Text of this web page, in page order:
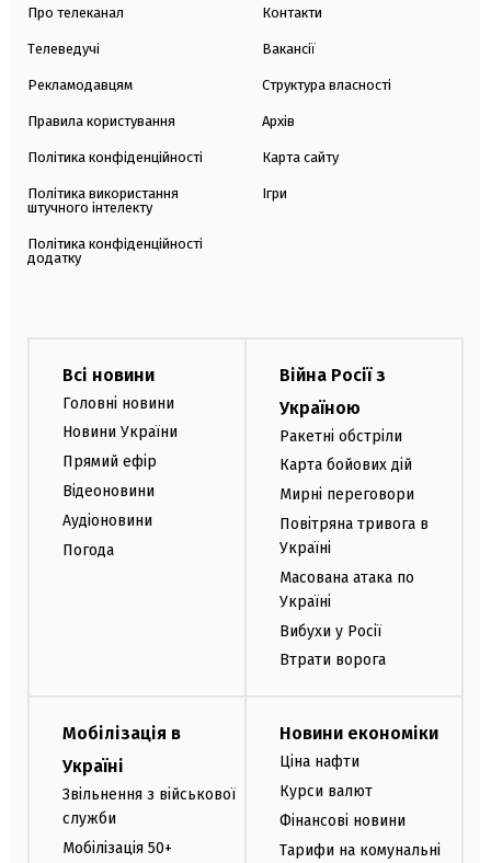
Про телеканал
Телеведучі
Рекламодавцям
Правила користування
Політика конфіденційності
Політика використання
штучного інтелекту
Політика конфіденційності
додатку
Контакти
Вакансії
Структура власності
Архів
Карта сайту
Ігри
Всі новини
Головні новини
Новини України
Прямий ефір
Відеоновини
Аудіоновини
Погода
Війна Росії з
Україною
Ракетні обстріли
Карта бойових дій
Мирні переговори
Повітряна тривога в
Україні
Масована атака по
Україні
Вибухи у Росії
Втрати ворога
Мобілізація в
Україні
Звільнення з військової
служби
Мобілізація 50+
Новини економіки
Ціна нафти
Курси валют
Фінансові новини
Тарифи на комунальні